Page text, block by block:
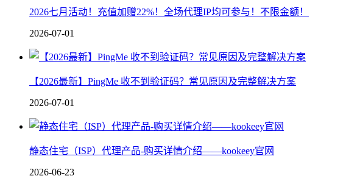
2026七月活动！充值加赠22%！全场代理IP均可参与！不限金额！
2026-07-01
【2026最新】PingMe 收不到验证码？常见原因及完整解决方案
2026-07-01
静态住宅（ISP）代理产品-购买详情介绍——kookeey官网
2026-06-23